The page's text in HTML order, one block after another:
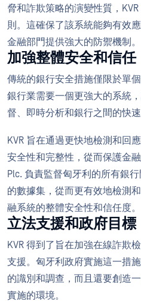
脅和詐欺策略的演變性質，
則。這確保了該系統能夠有效
金融部門提供強大的防禦機制。
加強整體安全和信任
傳統的銀行安全措施僅限於單
銀行業需要一個更強大的系統
督、即時分析和銀行之間的快速
KVR 旨在通過更快地檢測和回
安全性和完整性，從而保護金
Plc. 負責監督匈牙利的所有銀
的數據集，從而更有效地檢測
融系統的整體安全性和信任度。
立法支援和政府目標
KVR 得到了旨在加強在線詐欺
支援。匈牙利政府實施這一措
的識別和調查，而且還要創造
實施的環境。